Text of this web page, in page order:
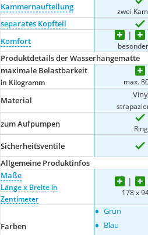
Kammernaufteilung zwei
separates Kopfteil
Komfort
Produktdetails der Wasserhängematte
maximale Belastbarkeit
in Kilogramm max.
Material
zum Aufpumpen Ring
Sicherheitsventile
Allgemeine Produktinfos
Maße
Länge x Breite in
Zentimeter
178 x
Farben
• Grün
• Blau